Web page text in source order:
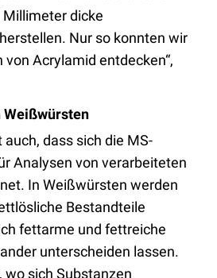
dicke
Nur so konnten wir
Acrylamid entdecken“,
Weißwürsten
dass sich die MS-
Analysen von verarbeiteten
In Weißwürsten werden
Bestandteile
fettarme und fettreiche
unterscheiden lassen.
wo sich Substanzen